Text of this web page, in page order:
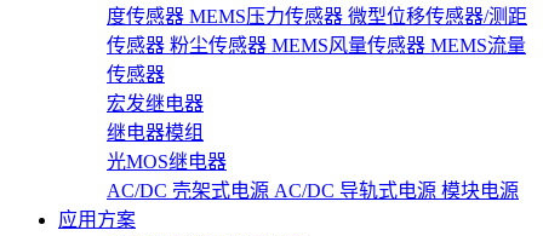
度传感器 MEMS压力传感器 微型位移传感器/测距
传感器 粉尘传感器 MEMS风量传感器 MEMS流量
传感器
宏发继电器
继电器模组
光MOS继电器
AC/DC 壳架式电源 AC/DC 导轨式电源 模块电源
应用方案